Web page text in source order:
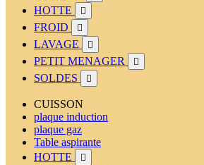
HOTTE 
FROID 
LAVAGE 
PETIT MENAGER 
SOLDES 
CUISSON
plaque induction
plaque gaz
Table aspirante
HOTTE
